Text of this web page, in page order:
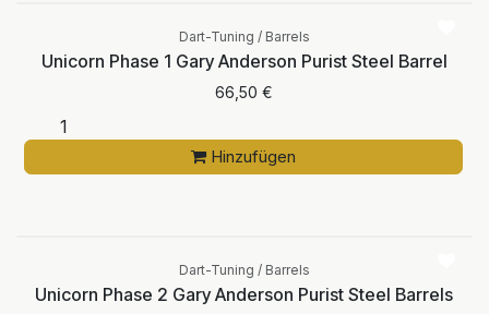
Dart-Tuning / Barrels
Unicorn Phase 1 Gary Anderson Purist Steel Barrel
66,50 €
Hinzufügen
Dart-Tuning / Barrels
Unicorn Phase 2 Gary Anderson Purist Steel Barrels